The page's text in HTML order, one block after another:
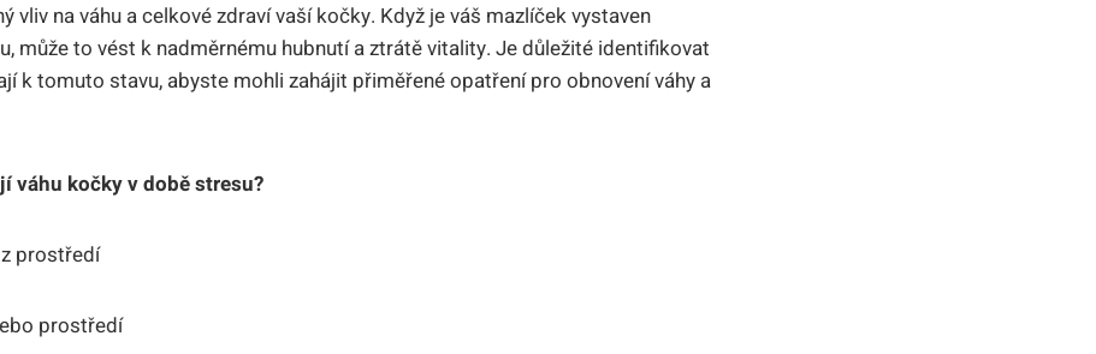
vliv na váhu a celkové zdraví vaší kočky. Když je váš mazlíček vystaven
může to vést k nadměrnému hubnutí a ztrátě vitality. Je důležité identifikovat
k tomuto stavu, abyste mohli zahájit přiměřené opatření pro obnovení váhy a
váhu kočky v době stresu?
prostředí
prostředí